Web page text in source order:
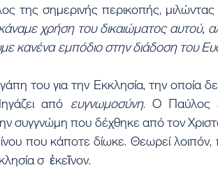
της σημερινής περικοπής,
χρήση του δικαιώματος αυτού,
κανένα εμπόδιο στην διάδοση του
του για την Εκκλησία, την οποία
από ευγνωμοσύνη. Ο Παύλος
συγγνώμη που δέχθηκε από τον
που κάποτε δίωκε. Θεωρεί λοιπόν,
σ  ἐκεῖνον.